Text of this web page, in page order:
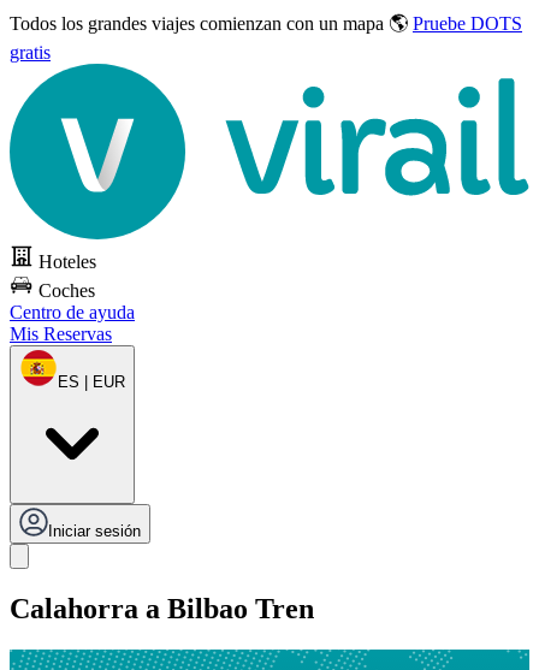
Todos los grandes viajes comienzan con un mapa 🌎 Pruebe DOTS
gratis
Hoteles
Coches
Centro de ayuda
Mis Reservas
ES | EUR
Iniciar sesión
Calahorra a Bilbao Tren